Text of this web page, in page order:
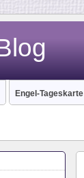
Engel-Tageskarte